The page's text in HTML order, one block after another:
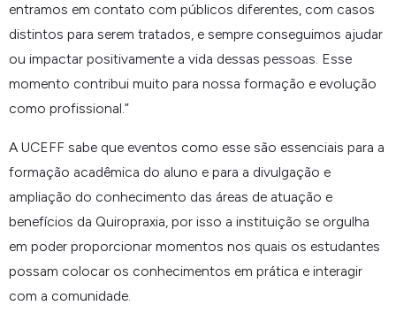
entramos em contato com públicos diferentes, com casos
distintos para serem tratados, e sempre conseguimos ajudar
ou impactar positivamente a vida dessas pessoas. Esse
momento contribui muito para nossa formação e evolução
como profissional.”
A UCEFF sabe que eventos como esse são essenciais para a
formação acadêmica do aluno e para a divulgação e
ampliação do conhecimento das áreas de atuação e
benefícios da Quiropraxia, por isso a instituição se orgulha
em poder proporcionar momentos nos quais os estudantes
possam colocar os conhecimentos em prática e interagir
com a comunidade.